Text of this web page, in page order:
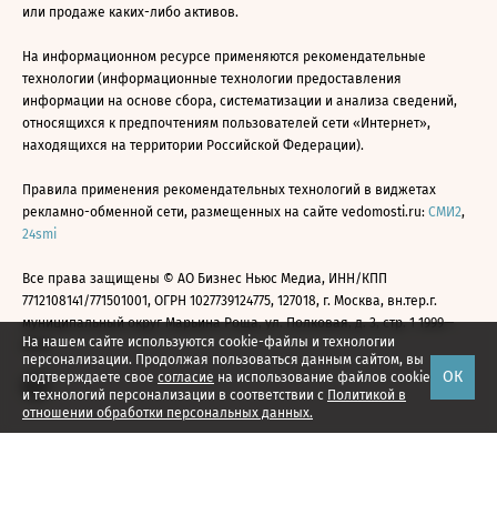
На нашем сайте используются cookie-файлы и технологии
персонализации. Продолжая пользоваться данным сайтом, вы
подтверждаете свое согласие на использование файлов cookie
и технологий персонализации в соответствии с Политикой в
отношении обработки персональных данных.
ОК
или продаже каких-либо активов.
На информационном ресурсе применяются рекомендательные
технологии (информационные технологии предоставления
информации на основе сбора, систематизации и анализа сведений,
относящихся к предпочтениям пользователей сети «Интернет»,
находящихся на территории Российской Федерации).
Правила применения рекомендательных технологий в виджетах
рекламно-обменной сети, размещенных на сайте vedomosti.ru: СМИ2,
24smi
Все права защищены © АО Бизнес Ньюс Медиа, ИНН/КПП
7712108141/771501001, ОГРН 1027739124775, 127018, г. Москва, вн.тер.г.
муниципальный округ Марьина Роща, ул. Полковая, д. 3, стр. 1 1999—
2026